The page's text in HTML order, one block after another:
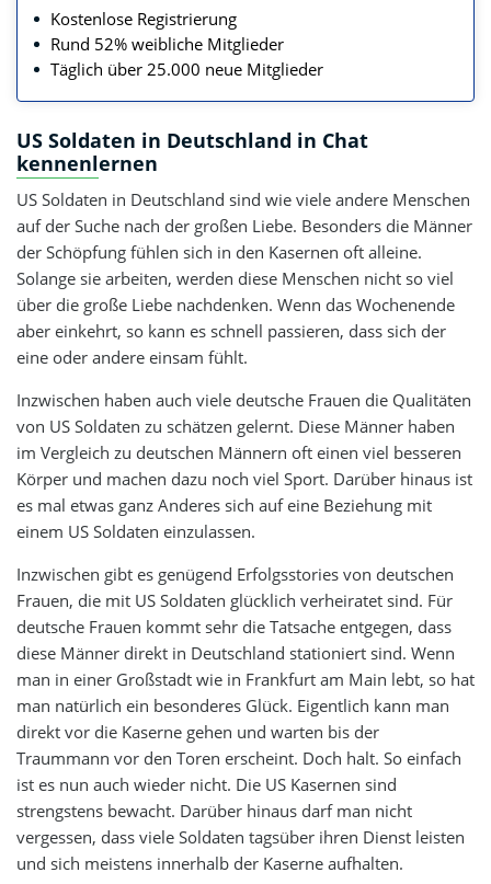
Kostenlose Registrierung
Rund 52% weibliche Mitglieder
Täglich über 25.000 neue Mitglieder
US Soldaten in Deutschland in Chat
kennenlernen
US Soldaten in Deutschland sind wie viele andere Menschen
auf der Suche nach der großen Liebe. Besonders die Männer
der Schöpfung fühlen sich in den Kasernen oft alleine.
Solange sie arbeiten, werden diese Menschen nicht so viel
über die große Liebe nachdenken. Wenn das Wochenende
aber einkehrt, so kann es schnell passieren, dass sich der
eine oder andere einsam fühlt.
Inzwischen haben auch viele deutsche Frauen die Qualitäten
von US Soldaten zu schätzen gelernt. Diese Männer haben
im Vergleich zu deutschen Männern oft einen viel besseren
Körper und machen dazu noch viel Sport. Darüber hinaus ist
es mal etwas ganz Anderes sich auf eine Beziehung mit
einem US Soldaten einzulassen.
Inzwischen gibt es genügend Erfolgsstories von deutschen
Frauen, die mit US Soldaten glücklich verheiratet sind. Für
deutsche Frauen kommt sehr die Tatsache entgegen, dass
diese Männer direkt in Deutschland stationiert sind. Wenn
man in einer Großstadt wie in Frankfurt am Main lebt, so hat
man natürlich ein besonderes Glück. Eigentlich kann man
direkt vor die Kaserne gehen und warten bis der
Traummann vor den Toren erscheint. Doch halt. So einfach
ist es nun auch wieder nicht. Die US Kasernen sind
strengstens bewacht. Darüber hinaus darf man nicht
vergessen, dass viele Soldaten tagsüber ihren Dienst leisten
und sich meistens innerhalb der Kaserne aufhalten.